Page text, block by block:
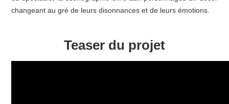
changeant au gré de leurs disonnances et de leurs émotions.
Teaser du projet